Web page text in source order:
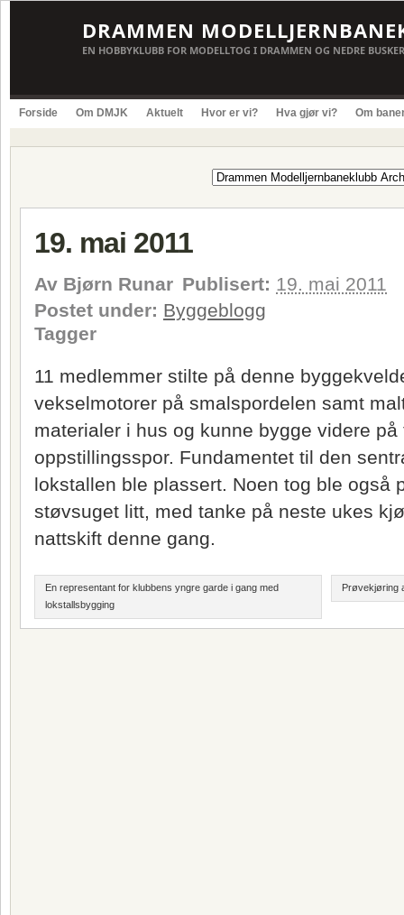
DRAMMEN
EN HOBBYKLUBB FOR MODELLTOG I DRAMMEN OG NEDRE
Forside Om DMJK Aktuelt Hvor er vi? Hva gjør vi? Om
19. mai 2011
Av Bjørn Runar Publisert: 19. mai 2011
Postet under: Byggeblogg
Tagger
11 medlemmer stilte på denne
vekselmotorer på smalspordelen samt
materialer i hus og kunne bygge videre på
oppstillingsspor. Fundamentet til den
lokstallen ble plassert. Noen tog ble også
støvsuget litt, med tanke på neste ukes
nattskift denne gang.
En representant for klubbens yngre garde i gang med
lokstallsbygging
Prøvekjøring